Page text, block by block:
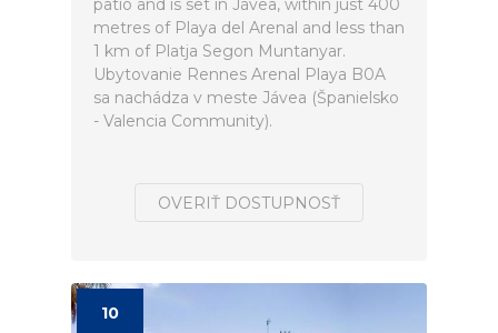
patio and is set in Jávea, within just 400
metres of Playa del Arenal and less than
1 km of Platja Segon Muntanyar.
Ubytovanie Rennes Arenal Playa B0A
sa nachádza v meste Jávea (Španielsko
- Valencia Community).
OVERIŤ DOSTUPNOSŤ
10